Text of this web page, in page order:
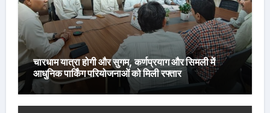
चारधाम यात्रा होगी और सुगम, कर्णप्रयाग और सिमली में
आधुनिक पार्किंग परियोजनाओं को मिली रफ्तार